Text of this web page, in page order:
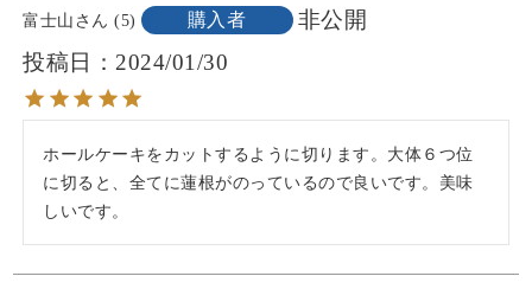
富士山 5 購入者
非公開
投稿日
2024/01/30
ホールケーキをカットするように切ります。大体６つ位
に切ると、全てに蓮根がのっているので良いです。美味
しいです。